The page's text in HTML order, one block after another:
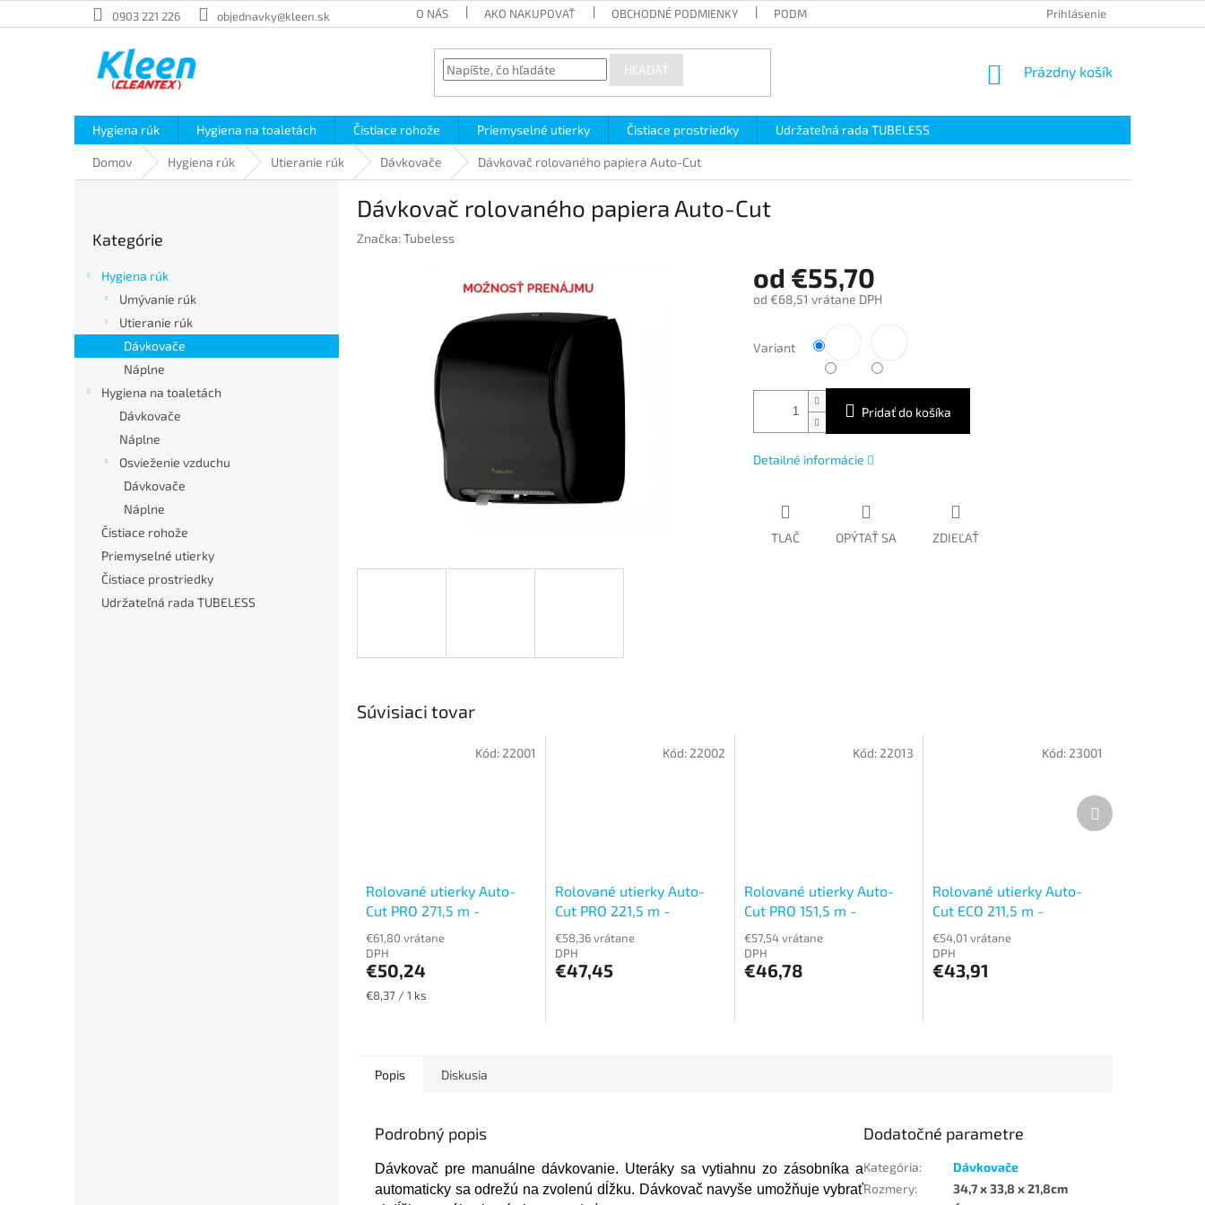
na
0903 221 226 objednavky@kleen.sk O NÁS AKO NAKUPOVAŤ OBCHODNÉ PODMIENKY PODMIENKY OCHRANY OSOBNÝCH ÚDAJOV Prihlásenie
HĽADAŤ
NÁKUPNÝ
Prázdny košík
Hygiena rúk Hygiena na toaletách Čistiace rohože Priemyselné utierky Čistiace prostriedky Udržateľná rada TUBELESS
Domov Hygiena rúk Utieranie rúk Dávkovače Dávkovač rolovaného papiera Auto-Cut
kategórie
Kategórie
Hygiena rúk
Umývanie rúk
Utieranie rúk
Dávkovače
Náplne
Hygiena na toaletách
Dávkovače
Náplne
Osvieženie vzduchu
Dávkovače
Náplne
Čistiace rohože
Priemyselné utierky
Čistiace prostriedky
Udržateľná rada TUBELESS
Dávkovač rolovaného papiera Auto-Cut
Značka:Tubeless
od €55,70
od €68,51 vrátane DPH
cena:
Variant
Pridať do košíka
Detailné informácie
TLAČ OPÝTAŤ SA ZDIEĽAŤ
Súvisiaci tovar
Rolované utierky Auto-
Cut PRO 271,5 m -
dvojvrstvové
€61,80 vrátane
DPH
€50,24
Jednotková
€8,37 / 1 ks
Kód: 22001
Rolované utierky Auto-
Cut PRO 221,5 m -
dvojvrstvové
€58,36 vrátane
DPH
€47,45
Kód: 22002
Rolované utierky Auto-
Cut PRO 151,5 m -
trojvrstvové
€57,54 vrátane
DPH
€46,78
Kód: 22013
Rolované utierky Auto-
Cut ECO 211,5 m -
dvojvrstvové
€54,01 vrátane
DPH
€43,91
Kód: 23001
Ďalší
produkt
Popis Diskusia
Podrobný popis
Dávkovač pre manuálne dávkovanie. Uteráky sa vytiahnu zo zásobníka a
automaticky sa odrežú na zvolenú dĺžku. Dávkovač navyše umožňuje vybrať
Dodatočné parametre
Kategória:
Dávkovače
Rozmery:
34,7 x 33,8 x 21,8cm